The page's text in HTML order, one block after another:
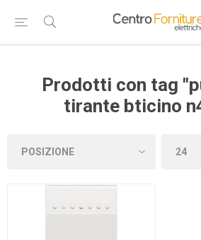
Prodotti con tag
tirante bticino